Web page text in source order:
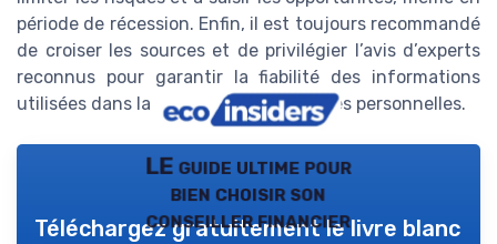
période de récession. Enfin, il est toujours recommandé
de croiser les sources et de privilégier l’avis d’experts
reconnus pour garantir la fiabilité des informations
utilisées dans la gestion de ses finances personnelles.
LE guide ultime pour
bien choisir son
conseiller financier
Téléchargez gratuitement le livre blanc